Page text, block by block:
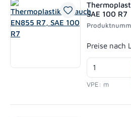
SAE 100 R7
Regulärer
Preise nach
VPE: m